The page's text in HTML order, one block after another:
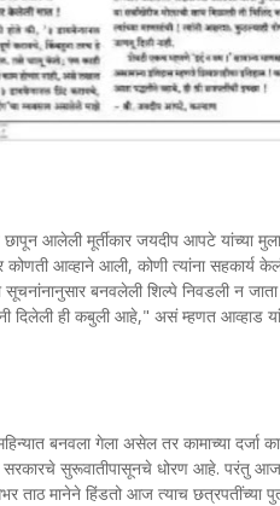
छापून आलेली मूर्तीकार जयदीप आपटे यांच्या
कोणती आव्हाने आली, कोणी त्यांना
सूचनांनानुसार बनवलेली शिल्पे निवडली न
दिलेली ही कबुली आहे," असं म्हणत आव्हाड
बनवला गेला असेल तर कामाच्या दर्जा
सुरूवातीपासूनचे धोरण आहे. परंतु आज
ताठ मानेने हिंडतो आज त्याच छत्रपतींच्या